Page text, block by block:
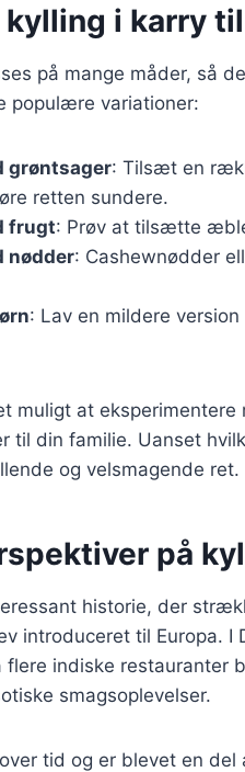
i karry
på mange måder, så
populære variationer:
grøntsager: Tilsæt en
retten sundere.
frugt: Prøv at tilsætte
nødder: Cashewnødder
: Lav en mildere
muligt at
til din familie. Uanset
og velsmagende ret.
på
historie, der
introduceret til Europa.
indiske restauranter
smagsoplevelser.
tid og er blevet en